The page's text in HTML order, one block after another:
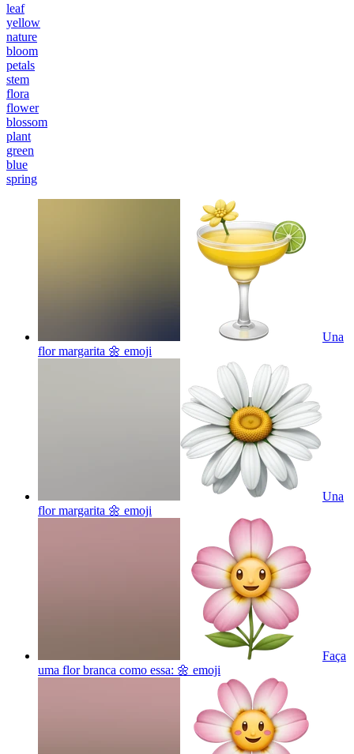
leaf
yellow
nature
bloom
petals
stem
flora
flower
blossom
plant
green
blue
spring
Una
flor margarita 🌼 emoji
Una
flor margarita 🌼 emoji
Faça
uma flor branca como essa: 🌼 emoji